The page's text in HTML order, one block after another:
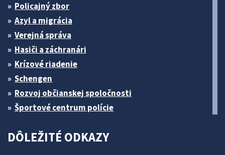
Policajný zbor
Azyl a migrácia
Verejná správa
Hasiči a záchranári
Krízové riadenie
Schengen
Rozvoj občianskej spoločnosti
Športové centrum polície
DÔLEŽITÉ ODKAZY